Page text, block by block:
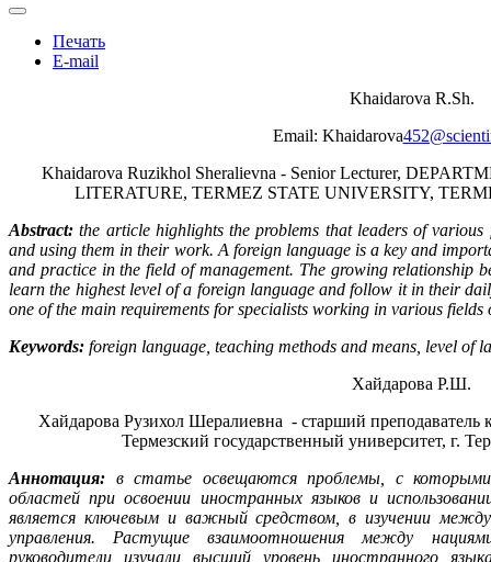
Печать
E-mail
Khaidarova R.Sh.
Email: Khaidarova
Khaidarova Ruzikhol Sheralievna - Senior Lecturer,
LITERATURE, TERMEZ STATE UNIVERSITY,
Abstract: the article highlights the problems that leaders of
and using them in their work. A foreign language is a key and
and practice in the field of management. The growing relationship
learn the highest level of a foreign language and follow it in their
one of the main requirements for specialists working in various fields
Keywords: foreign language, teaching methods and means, level of
Хайдарова Р.Ш.
Хайдарова Рузихол Шералиевна - старший преподаватель
Термезский государственный университет, г.
Аннотация: в статье освещаются проблемы, с которыми
областей при освоении иностранных языков и
является ключевым и важный средством, в изучении
управления. Растущие взаимоотношения между
руководители изучали высший уровень иностранного